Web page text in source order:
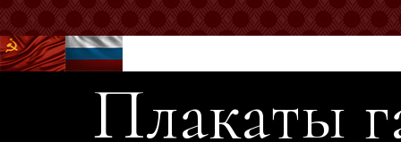
Плакаты